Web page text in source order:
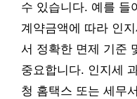
수 있습니다. 예를 들
계약금액에 따라 인
서 정확한 면제 기준
중요합니다. 인지세
청 홈택스 또는 세무